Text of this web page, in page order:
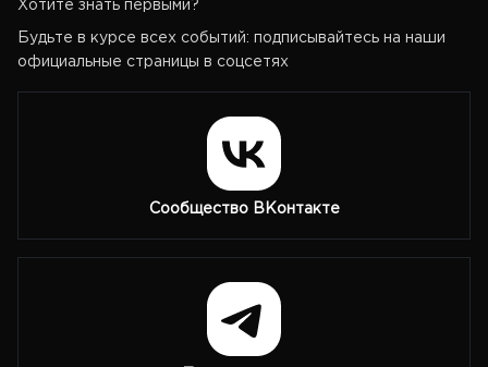
Хотите знать первыми?
Будьте в курсе всех событий: подписывайтесь на наши
официальные страницы в соцсетях
Сообщество ВКонтакте